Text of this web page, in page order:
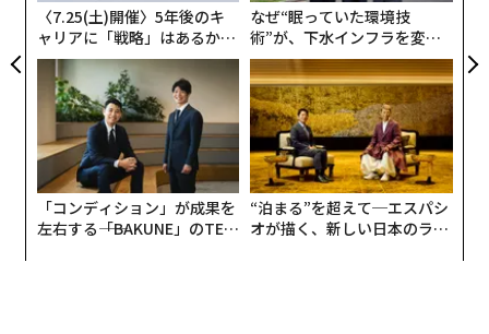
〈7.25(土)開催〉5年後のキ
ャリアに「戦略」はあるか。
トップエグゼクティブのキャ
リアに触れる1日│CAREER S
UMMIT 2026
なぜ“眠っていた環境技
術”が、下水インフラを変え
たのか──産総研×月島JFE
アクアソリューションの10年
「コンディション」が成果を
左右する――「BAKUNE」のTEN
“泊まる”を超えて─エスパシ
オが描く、新しい日本のラグ